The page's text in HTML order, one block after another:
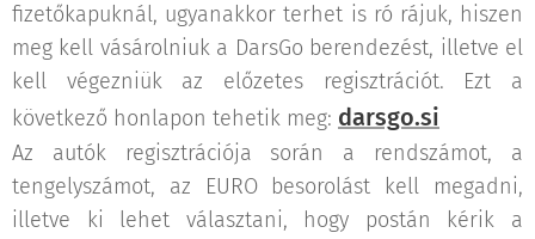
fizetőkapuknál, ugyanakkor terhet is ró rájuk, hiszen
meg kell vásárolniuk a DarsGo berendezést, illetve el
kell végezniük az előzetes regisztrációt. Ezt a
következő honlapon tehetik meg: darsgo.si
Az autók regisztrációja során a rendszámot, a
tengelyszámot, az EURO besorolást kell megadni,
illetve ki lehet választani, hogy postán kérik a